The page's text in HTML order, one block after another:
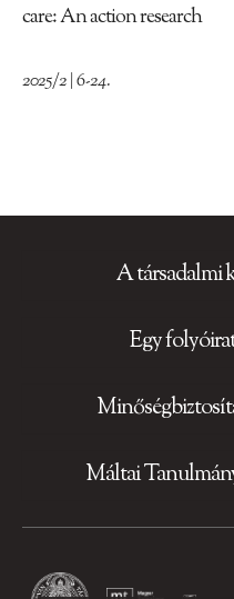
care: An action research
2025/2 | 6-24.
A társadalmi
Egy
Máltai